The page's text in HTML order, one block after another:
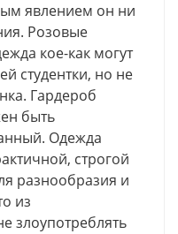
явлением он ни
Розовые
кое-как могут
студентки, но не
Гардероб
быть
Одежда
строгой
разнообразия и
из
злоупотреблять